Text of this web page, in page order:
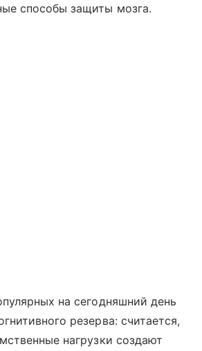
способы защиты мозга.
на сегодняшний день
резерва: считается,
нагрузки создают